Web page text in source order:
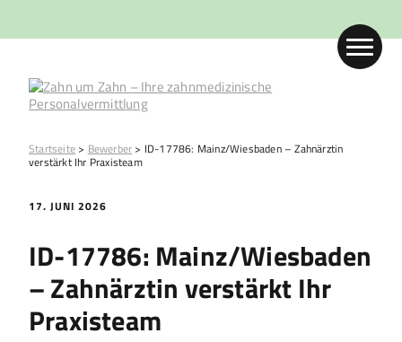
Startseite > Bewerber > ID-17786: Mainz/Wiesbaden – Zahnärztin
verstärkt Ihr Praxisteam
17. JUNI 2026
ID-17786: Mainz/Wiesbaden
– Zahnärztin verstärkt Ihr
Praxisteam